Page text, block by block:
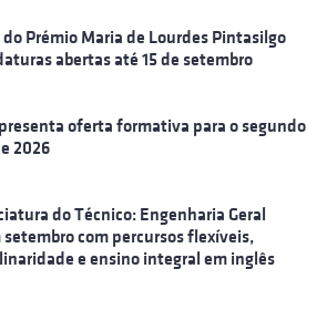
do Prémio Maria de Lourdes Pintasilgo
abertas até 15 de setembro
oferta formativa para o segundo
2026
do Técnico: Engenharia Geral
setembro com percursos flexíveis,
e ensino integral em inglês